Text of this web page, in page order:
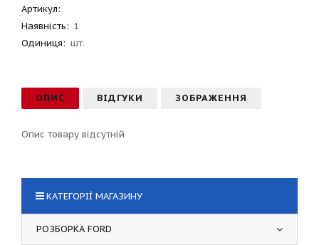
Артикул:
Наявність: 1
Одиниця: шт.
ОПИС ВІДГУКИ ЗОБРАЖЕННЯ
Опис товару відсутній
КАТЕГОРІЇ МАГАЗИНУ
РОЗБОРКА FORD